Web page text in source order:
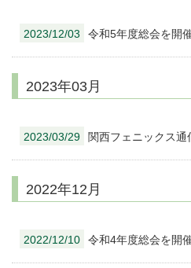
2023/12/03 令和5年度総会を開
2023年03月
2023/03/29 関西フェニックス通
2022年12月
2022/12/10 令和4年度総会を開